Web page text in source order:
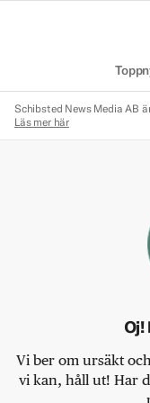
Schibsted News Media AB
Läs mer här
Oj!
Vi ber om ursäkt
vi kan, håll ut! Har